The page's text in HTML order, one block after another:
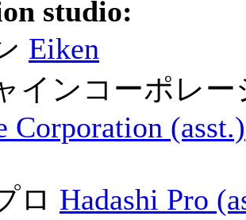
studio:
Eiken
インコーポレー
Corporation (asst.)
ロ Hadashi Pro